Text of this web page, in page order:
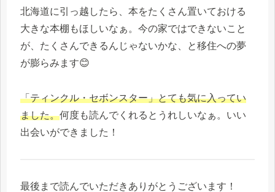
北海道に引っ越したら、本をたくさん置いておける
大きな本棚もほしいなぁ。今の家ではできないこと
が、たくさんできるんじゃないかな、と移住への夢
が膨らみます😊
「ティンクル・セボンスター」とても気に入ってい
ました。何度も読んでくれるとうれしいなぁ。いい
出会いができました！
最後まで読んでいただきありがとうございます！